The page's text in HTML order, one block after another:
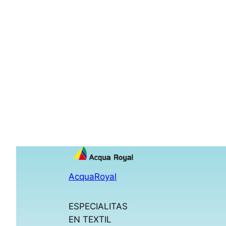
AcquaRoyal
ESPECIALITAS
EN TEXTIL